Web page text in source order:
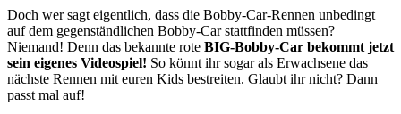
Doch wer sagt eigentlich, dass die Bobby-Car-Rennen unbedingt
auf dem gegenständlichen Bobby-Car stattfinden müssen?
Niemand! Denn das bekannte rote BIG-Bobby-Car bekommt jetzt
sein eigenes Videospiel! So könnt ihr sogar als Erwachsene das
nächste Rennen mit euren Kids bestreiten. Glaubt ihr nicht? Dann
passt mal auf!